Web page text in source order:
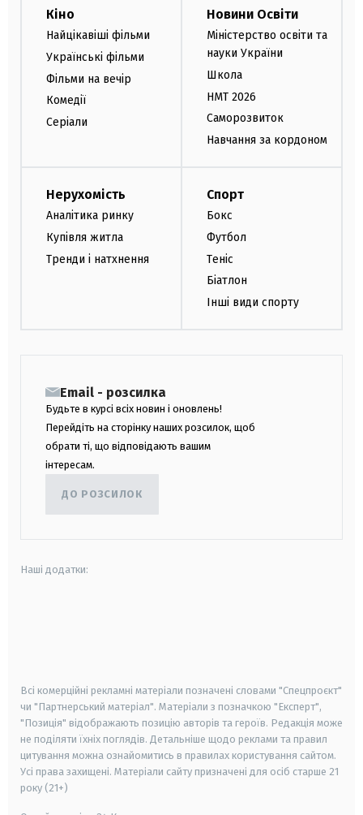
Кіно
Найцікавіші фільми
Українські фільми
Фільми на вечір
Комедії
Серіали
Новини Освіти
Міністерство освіти та
науки України
Школа
НМТ 2026
Саморозвиток
Навчання за кордоном
Нерухомість
Аналітика ринку
Купівля житла
Тренди і натхнення
Спорт
Бокс
Футбол
Теніс
Біатлон
Інші види спорту
Email - розсилка
Будьте в курсі всіх новин і оновлень!
Перейдіть на сторінку наших розсилок, щоб
обрати ті, що відповідають вашим
інтересам.
ДО РОЗСИЛОК
Наші додатки:
Всі комерційні рекламні матеріали позначені словами "Спецпроєкт"
чи "Партнерський матеріал". Матеріали з позначкою "Експерт",
"Позиція" відображають позицію авторів та героїв. Редакція може
не поділяти їхніх поглядів. Детальніше щодо реклами та правил
цитування можна ознайомитись в правилах користування сайтом.
Усі права захищені. Матеріали сайту призначені для осіб старше 21
року (21+)